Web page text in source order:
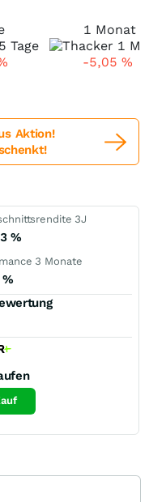
1 Monat
-5,05 %
Aktion!
3J
%
3 Monate
%